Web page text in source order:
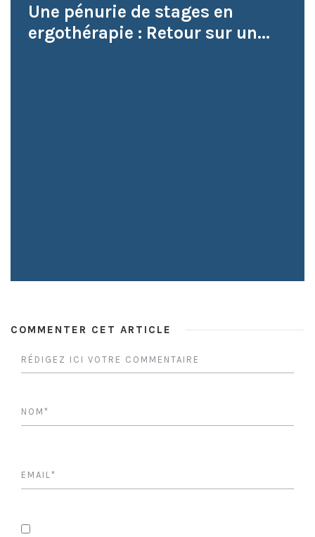
Une pénurie de stages en
ergothérapie : Retour sur un...
COMMENTER CET ARTICLE